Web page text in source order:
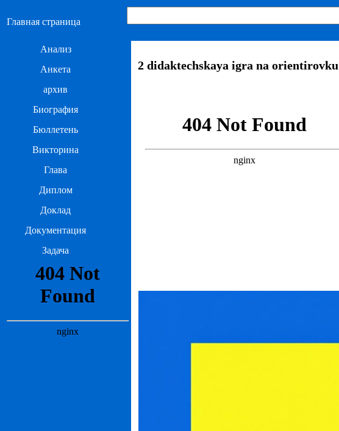
Главная страница
Анализ
Анкета
архив
Биография
Бюллетень
Викторина
Глава
Диплом
Доклад
Документация
Задача
2 didaktechskaya igra na